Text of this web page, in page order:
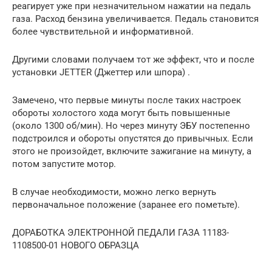
реагирует уже при незначительном нажатии на педаль
газа. Расход бензина увеличивается. Педаль становится
более чувствительной и информативной.
Другими словами получаем тот же эффект, что и после
установки JETTER (Джеттер или шпора) .
Замечено, что первые минуты после таких настроек
обороты холостого хода могут быть повышенные
(около 1300 об/мин). Но через минуту ЭБУ постепенно
подстроился и обороты опустятся до привычных. Если
этого не произойдет, включите зажигание на минуту, а
потом запустите мотор.
В случае необходимости, можно легко вернуть
первоначальное положение (заранее его пометьте).
ДОРАБОТКА ЭЛЕКТРОННОЙ ПЕДАЛИ ГАЗА 11183-
1108500-01 НОВОГО ОБРАЗЦА